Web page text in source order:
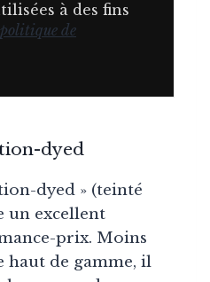
à des fins
politique de
dyed
dyed » (teinté
un excellent
prix. Moins
haut de gamme, il